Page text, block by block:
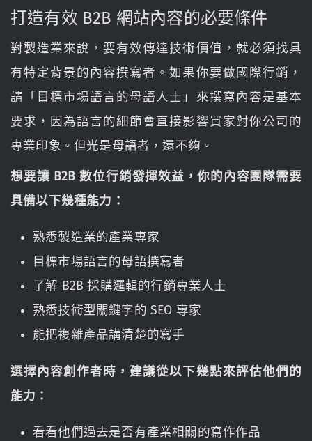
打造有效 B2B 網站內容的必要條件
對製造業來說，要有效傳達技術價值，就必須找具
有特定背景的內容撰寫者。如果你要做國際行銷，
請「目標市場語言的母語人士」來撰寫內容是基本
要求，因為語言的細節會直接影響買家對你公司的
專業印象。但光是母語者，還不夠。
想要讓 B2B 數位行銷發揮效益，你的內容團隊需要
具備以下幾種能力：
熟悉製造業的產業專家
目標市場語言的母語撰寫者
了解 B2B 採購邏輯的行銷專業人士
熟悉技術型關鍵字的 SEO 專家
能把複雜產品講清楚的寫手
選擇內容創作者時，建議從以下幾點來評估他們的
能力：
看看他們過去是否有產業相關的寫作作品